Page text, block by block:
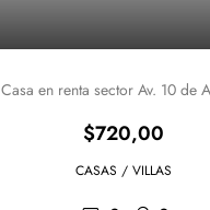
Casa en renta sector Av. 10 de
$720,00
CASAS / VILLAS